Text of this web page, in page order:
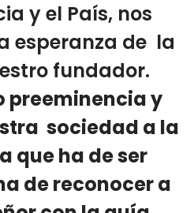
y el País, nos
esperanza de la
fundador.
preeminencia y
sociedad a la
que ha de ser
de reconocer a